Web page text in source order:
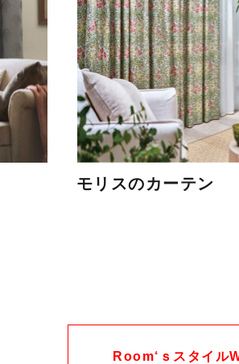
モリスのカーテン
Room‘ｓスタイル